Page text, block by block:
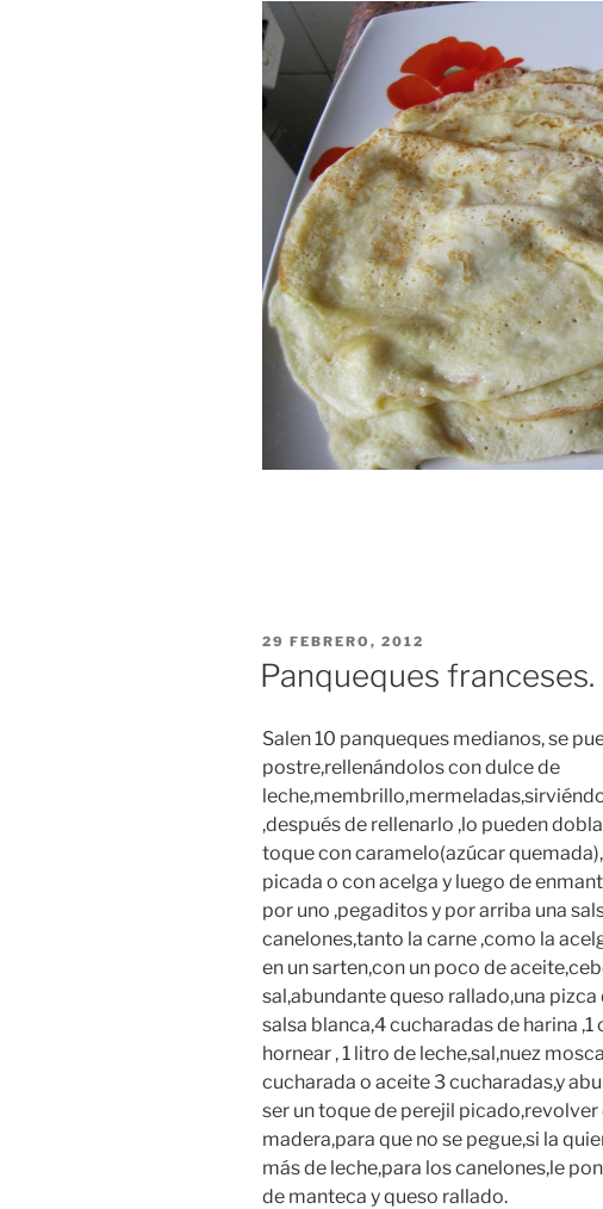
PUBLICADO
EL
29 FEBRERO, 2012
Panqueques franceses.
Salen 10 panqueques medianos, se
postre,rellenándolos con dulce de
,después de rellenarlo ,lo pueden
toque con caramelo(azúcar
picada o con acelga y luego de
por uno ,pegaditos y por arriba una
canelones,tanto la carne ,como la
en un sarten,con un poco de
sal,abundante queso rallado,una
salsa blanca,4 cucharadas de harina
hornear , 1 litro de leche,sal,nuez
cucharada o aceite 3 cucharadas,y
ser un toque de perejil
madera,para que no se pegue,si la
más de leche,para los canelones,le
de manteca y queso rallado.